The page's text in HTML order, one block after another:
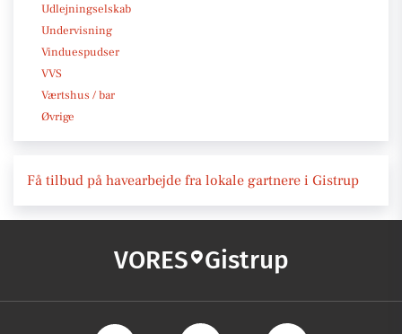
Udlejningselskab
Undervisning
Vinduespudser
VVS
Værtshus / bar
Øvrige
Få tilbud på havearbejde fra lokale gartnere i Gistrup
VORES Gistrup